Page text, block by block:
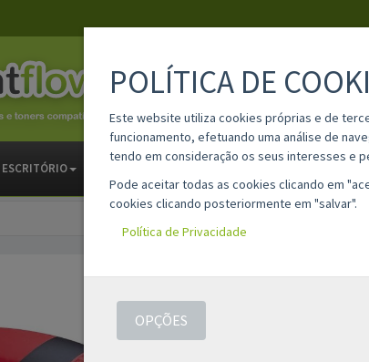
ESCRITÓRIO MATERIAL ESCOLAR
POLÍTICA DE
Este website utiliza cookies próprias e de
funcionamento, efetuando uma análise de
tendo em consideração os seus interesses e
Pode aceitar todas as cookies clicando em
cookies clicando posteriormente em "salvar".
Política de Privacidade
OPÇÕES